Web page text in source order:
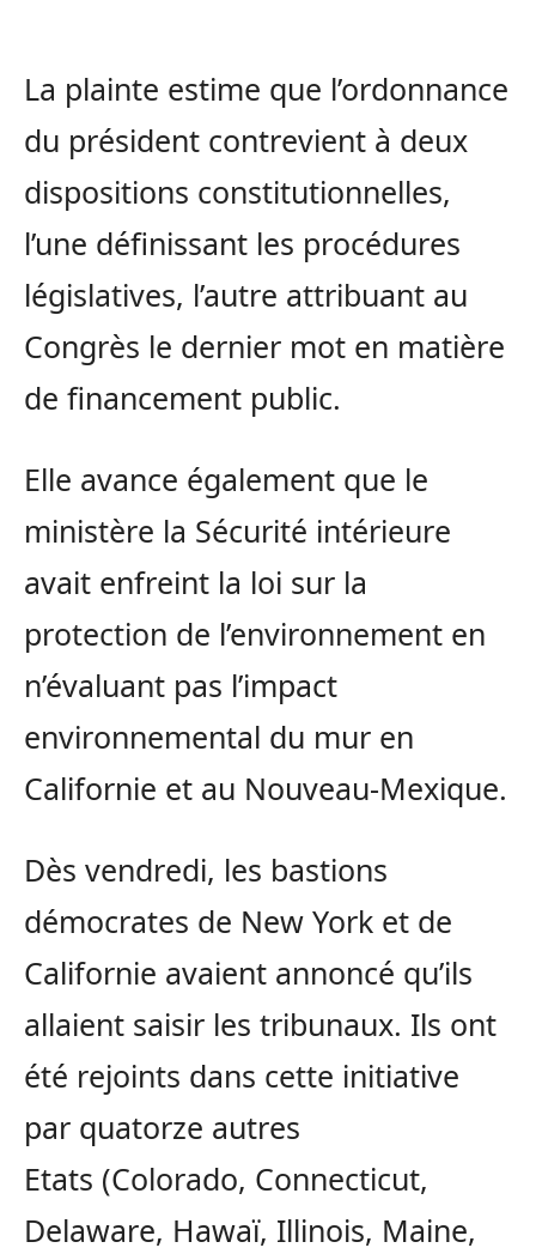
La plainte estime que l’ordonnance
du président contrevient à deux
dispositions constitutionnelles,
l’une définissant les procédures
législatives, l’autre attribuant au
Congrès le dernier mot en matière
de financement public.
Elle avance également que le
ministère la Sécurité intérieure
avait enfreint la loi sur la
protection de l’environnement en
n’évaluant pas l’impact
environnemental du mur en
Californie et au Nouveau-Mexique.
Dès vendredi, les bastions
démocrates de New York et de
Californie avaient annoncé qu’ils
allaient saisir les tribunaux. Ils ont
été rejoints dans cette initiative
par quatorze autres
Etats (Colorado, Connecticut,
Delaware, Hawaï, Illinois, Maine,